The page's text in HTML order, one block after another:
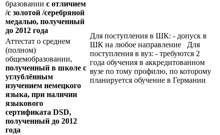
бразовании с отличием
/с золотой /серебряной
медалью, полученный
до 2012 года
Для поступления в ШК: - допуск в
ШК на любое направление Для
поступления в вуз: - требуются 2
года обучения в аккредитованном
вузе по тому профилю, по которому
планируется обучение в Германии
Аттестат о среднем
(полном)
общемобразовании,
полученный в школе с
углублённым
изучением немецкого
языка, при наличии
языкового
сертификата DSD,
полученный до 2012
года